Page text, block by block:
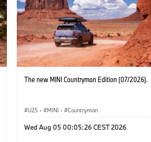
The new MINI Countryman Edition (07/2026).
U25 · MINI · Countryman
Wed Aug 05 00:05:26 CEST 2026